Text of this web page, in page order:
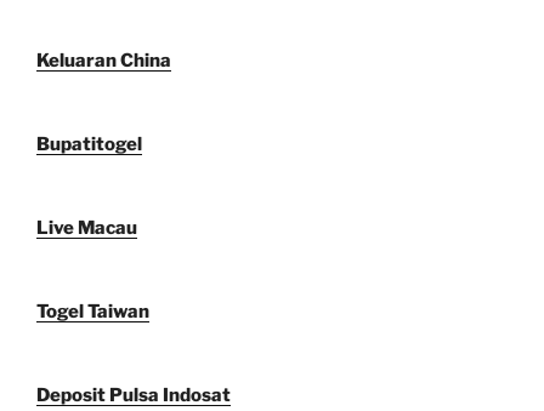
Keluaran China
Bupatitogel
Live Macau
Togel Taiwan
Deposit Pulsa Indosat